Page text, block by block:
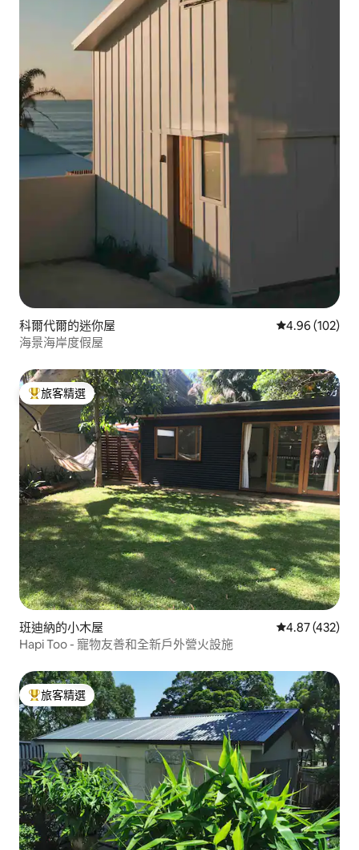
科爾代爾的迷你屋 從 102 則評價
4.96 (102)
海景海岸度假屋
旅客精選榜首
旅客精選
班迪納的小木屋 從 432 則評價
4.87 (432)
Hapi Too - 寵物友善和全新戶外營火設施
旅客精選榜首
旅客精選